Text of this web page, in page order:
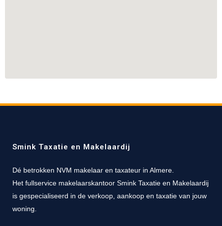
Smink Taxatie en Makelaardij
Dé betrokken NVM makelaar en taxateur in Almere.
Het fullservice makelaarskantoor Smink Taxatie en Makelaardij
is gespecialiseerd in de verkoop, aankoop en taxatie van jouw
woning.